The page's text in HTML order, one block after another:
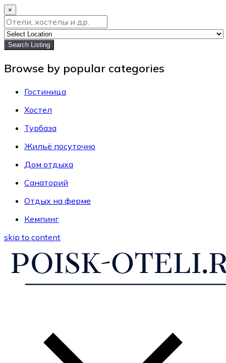
×
Search Listing
Browse by popular categories
Гостиница
Хостел
Турбаза
Жильё посуточно
Дом отдыха
Санаторий
Отдых на ферме
Кемпинг
skip to content